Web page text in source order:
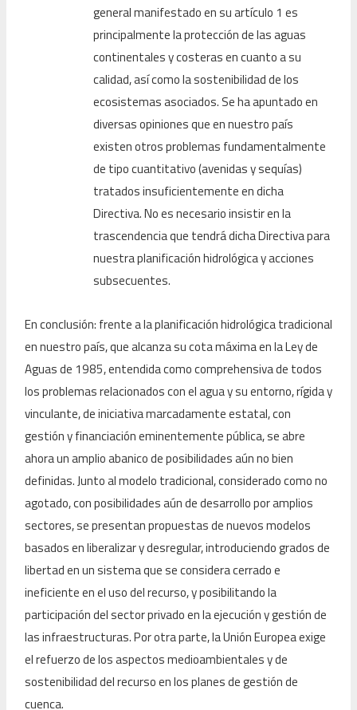
general manifestado en su artículo 1 es
principalmente la protección de las aguas
continentales y costeras en cuanto a su
calidad, así como la sostenibilidad de los
ecosistemas asociados. Se ha apuntado en
diversas opiniones que en nuestro país
existen otros problemas fundamentalmente
de tipo cuantitativo (avenidas y sequías)
tratados insuficientemente en dicha
Directiva. No es necesario insistir en la
trascendencia que tendrá dicha Directiva para
nuestra planificación hidrológica y acciones
subsecuentes.
En conclusión: frente a la planificación hidrológica tradicional
en nuestro país, que alcanza su cota máxima en la Ley de
Aguas de 1985, entendida como comprehensiva de todos
los problemas relacionados con el agua y su entorno, rígida y
vinculante, de iniciativa marcadamente estatal, con
gestión y financiación eminentemente pública, se abre
ahora un amplio abanico de posibilidades aún no bien
definidas. Junto al modelo tradicional, considerado como no
agotado, con posibilidades aún de desarrollo por amplios
sectores, se presentan propuestas de nuevos modelos
basados en liberalizar y desregular, introduciendo grados de
libertad en un sistema que se considera cerrado e
ineficiente en el uso del recurso, y posibilitando la
participación del sector privado en la ejecución y gestión de
las infraestructuras. Por otra parte, la Unión Europea exige
el refuerzo de los aspectos medioambientales y de
sostenibilidad del recurso en los planes de gestión de
cuenca.